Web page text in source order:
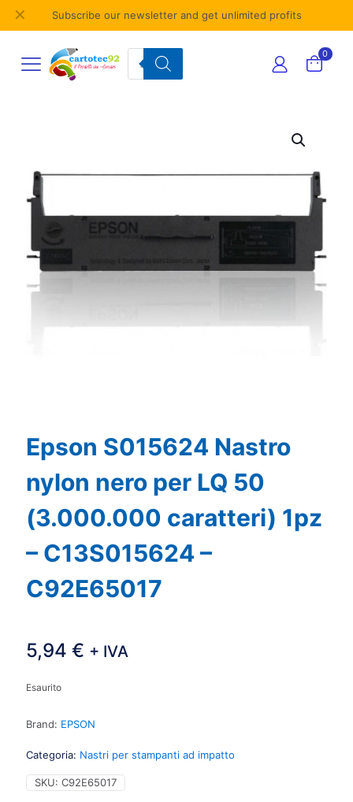
Subscribe our newsletter and get unlimited profits
✕
Products
search
0
Epson S015624 Nastro
nylon nero per LQ 50
(3.000.000 caratteri) 1pz
– C13S015624 –
C92E65017
5,94 € + IVA
Esaurito
Brand: EPSON
Categoria: Nastri per stampanti ad impatto
SKU: C92E65017